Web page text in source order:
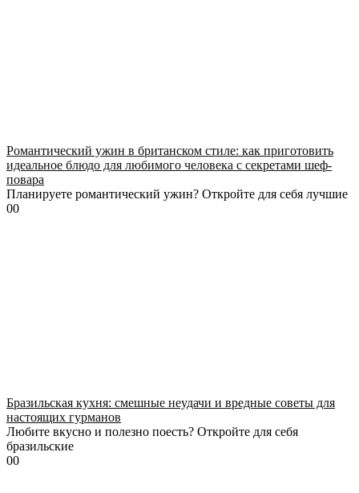
Романтический ужин в британском стиле: как приготовить
идеальное блюдо для любимого человека с секретами шеф-
повара
Планируете романтический ужин? Откройте для себя лучшие
00
Бразильская кухня: смешные неудачи и вредные советы для
настоящих гурманов
Любите вкусно и полезно поесть? Откройте для себя
бразильские
00